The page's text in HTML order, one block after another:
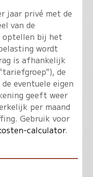
jaar privé met de
van de
optellen bij het
wordt
is afhankelijk
de
eventuele eigen
geeft weer
per maand
Gebruik voor
calculator.